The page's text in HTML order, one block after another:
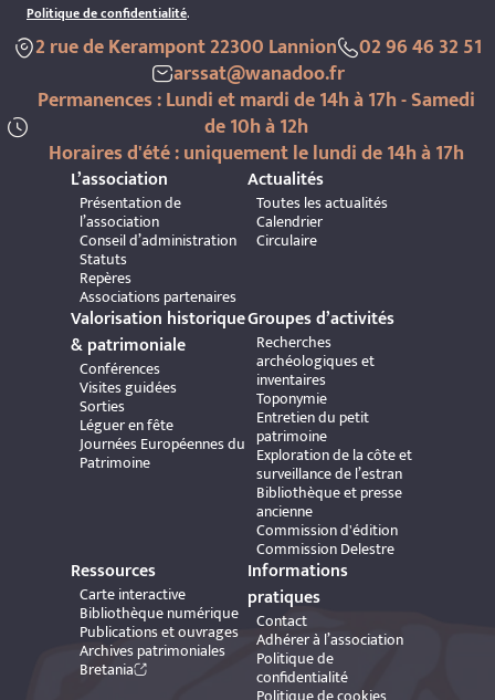
Politique de confidentialité.
2 rue de Kerampont 22300 Lannion
02 96 46 32 51
arssat@wanadoo.fr
Permanences : Lundi et mardi de 14h à 17h - Samedi
de 10h à 12h
Horaires d'été : uniquement le lundi de 14h à 17h
L’association
Présentation de
l’association
Conseil d’administration
Statuts
Repères
Associations partenaires
Actualités
Toutes les actualités
Calendrier
Circulaire
Valorisation historique
& patrimoniale
Conférences
Visites guidées
Sorties
Léguer en fête
Journées Européennes du
Patrimoine
Groupes d’activités
Recherches
archéologiques et
inventaires
Toponymie
Entretien du petit
patrimoine
Exploration de la côte et
surveillance de l’estran
Bibliothèque et presse
ancienne
Commission d'édition
Commission Delestre
Ressources
Carte interactive
Bibliothèque numérique
Publications et ouvrages
Archives patrimoniales
Bretania
Informations
pratiques
Contact
Adhérer à l’association
Politique de
confidentialité